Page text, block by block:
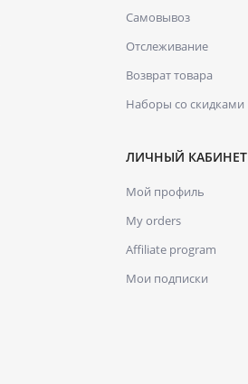
Самовывоз
Отслеживание
Возврат товара
Наборы со скидками
ЛИЧНЫЙ КАБИНЕТ
Мой профиль
My orders
Affiliate program
Мои подписки